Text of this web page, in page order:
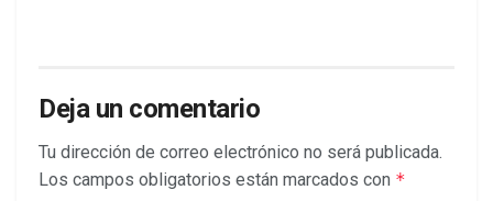
Deja un comentario
Tu dirección de correo electrónico no será publicada.
Los campos obligatorios están marcados con *